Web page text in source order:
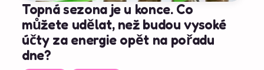
Topná sezona je u konce. Co
můžete udělat, než budou vysoké
účty za energie opět na pořadu
dne?